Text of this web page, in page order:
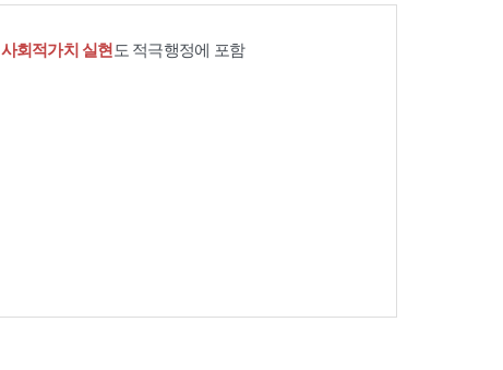
사회적가치 실현 도 적극행정에 포함